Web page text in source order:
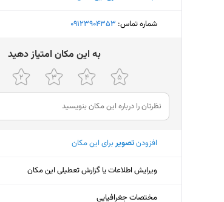
شماره تماس: ‎09123904353
ﺑﻪ اﯾﻦ ﻣﮑﺎن اﻣﺘﯿﺎز دﻫﯿﺪ
افزودنتصویربرای این مکان
ویرایش اطلاعات یا گزارش تعطیلی این مکان
مختصات جغرافیایی